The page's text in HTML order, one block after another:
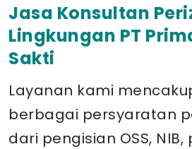
Jasa Konsultan
Lingkungan PT
Sakti
Layanan kami
berbagai persyaratan
dari pengisian OSS, NIB,